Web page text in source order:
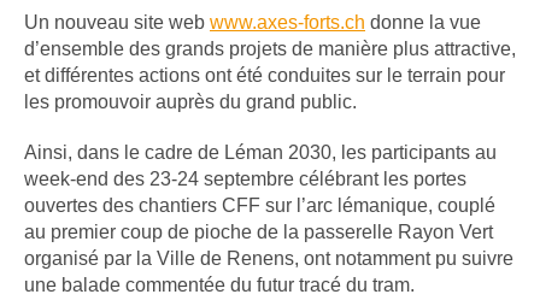
Un nouveau site web www.axes-forts.ch donne la vue
d’ensemble des grands projets de manière plus attractive,
et différentes actions ont été conduites sur le terrain pour
les promouvoir auprès du grand public.
Ainsi, dans le cadre de Léman 2030, les participants au
week-end des 23-24 septembre célébrant les portes
ouvertes des chantiers CFF sur l’arc lémanique, couplé
au premier coup de pioche de la passerelle Rayon Vert
organisé par la Ville de Renens, ont notamment pu suivre
une balade commentée du futur tracé du tram.